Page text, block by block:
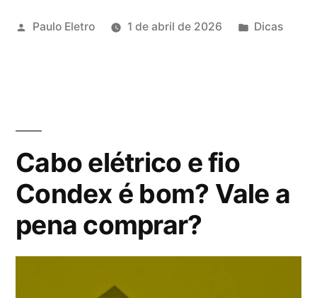
elétrico
a
pena
comprar?”
Publicado
Paulo Eletro 1 de abril de 2026
Publicado
Dicas
Cabo elétrico e fio
Condex é bom? Vale a
pena comprar?